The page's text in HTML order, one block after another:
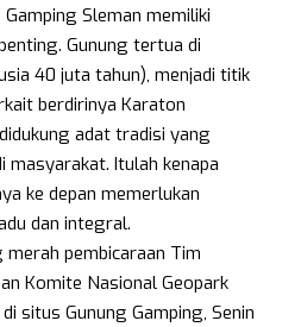
Sleman memiliki
Gunung tertua di
40 juta tahun), menjadi titik
berdirinya Karaton
adat tradisi yang
masyarakat. Itulah kenapa
ke depan memerlukan
dan integral.
merah pembicaraan Tim
Komite Nasional Geopark
situs Gunung Gamping, Senin